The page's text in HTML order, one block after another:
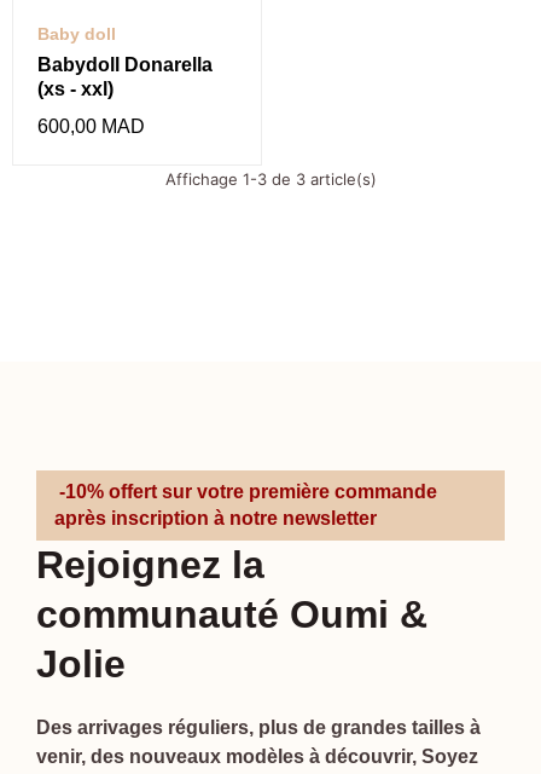
Babydoll Donarella
(xs - xxl)
Baby doll
600,00 MAD
Affichage 1-3 de 3 article(s)
-10% offert sur votre première commande
après inscription à notre newsletter
Rejoignez la
communauté Oumi &
Jolie
Des arrivages réguliers, plus de grandes tailles à
venir, des nouveaux modèles à découvrir, Soyez